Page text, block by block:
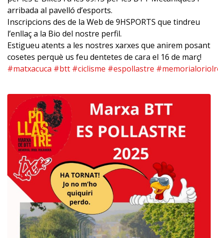
arribada al pavelló d’esports.
Inscripcions des de la Web de 9HSPORTS que tindreu
l’enllaç a la Bio del nostre perfil.
Estigueu atents a les nostres xarxes que anirem posant
cosetes perquè us feu dentetes de cara el 16 de març!
#matxacuca #btt #ciclisme #espollastre